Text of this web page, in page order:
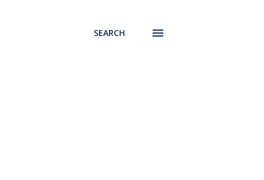
SEARCH